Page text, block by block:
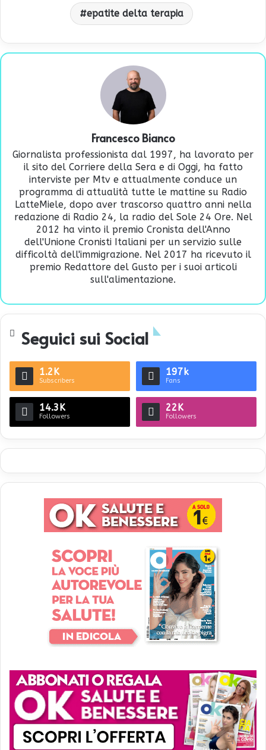
epatite delta terapia
Francesco Bianco
Giornalista professionista dal 1997, ha lavorato per
il sito del Corriere della Sera e di Oggi, ha fatto
interviste per Mtv e attualmente conduce un
programma di attualità tutte le mattine su Radio
LatteMiele, dopo aver trascorso quattro anni nella
redazione di Radio 24, la radio del Sole 24 Ore. Nel
2012 ha vinto il premio Cronista dell'Anno
dell'Unione Cronisti Italiani per un servizio sulle
difficoltà dell'immigrazione. Nel 2017 ha ricevuto il
premio Redattore del Gusto per i suoi articoli
sull'alimentazione.
Seguici sui Social
1.2K
Subscribers
197k
Fans
14.3K
Followers
22K
Followers